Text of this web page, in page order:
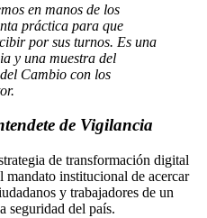
en manos de los
práctica para que
por sus turnos. Es una
y una muestra del
Cambio con los
de Vigilancia
de transformación digital
mandato institucional de acercar
y trabajadores de un
seguridad del país.